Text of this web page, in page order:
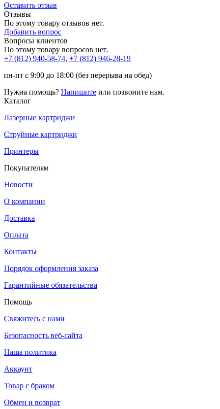
Оставить отзыв
Отзывы
По этому товару отзывов нет.
Добавить вопрос
Вопросы клиентов
По этому товару вопросов нет.
+7 (812) 940-58-74, +7 (812) 946-28-19
пн-пт с 9:00 до 18:00 (без перерыва на обед)
Нужна помощь? Напишите или позвоните нам.
Каталог
Лазерные картриджи
Струйные картриджи
Принтеры
Покупателям
Новости
О компании
Доставка
Оплата
Контакты
Порядок оформления заказа
Гарантийные обязательства
Помощь
Свяжитесь с нами
Безопасность веб-сайта
Наша политика
Аккаунт
Товар с браком
Обмен и возврат